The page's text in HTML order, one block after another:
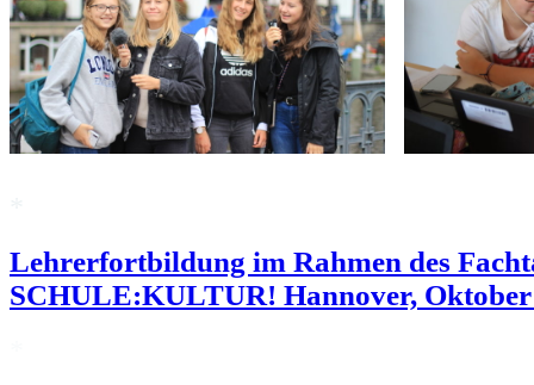
Lehrerfortbildung im Rahmen des
SCHULE:KULTUR! Hannover, Oktober